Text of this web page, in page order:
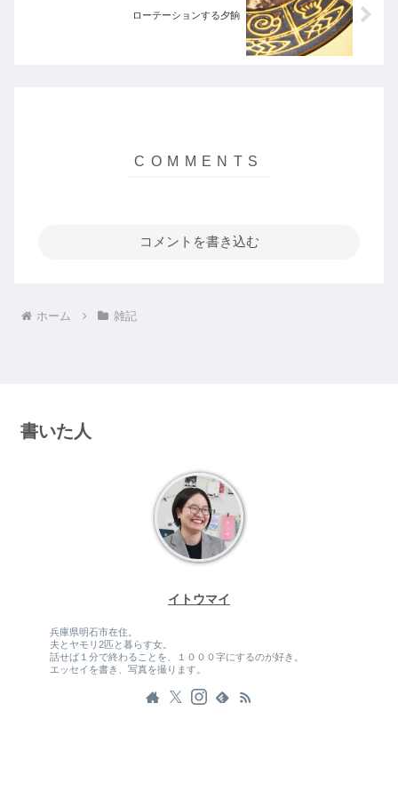
ローテーションする夕餉
コメントを書き込む
ホーム 雑記
書いた人
イトウマイ
兵庫県明石市在住。
夫とヤモリ2匹と暮らす女。
話せば１分で終わることを、１０００字にするのが好き。
エッセイを書き、写真を撮ります。